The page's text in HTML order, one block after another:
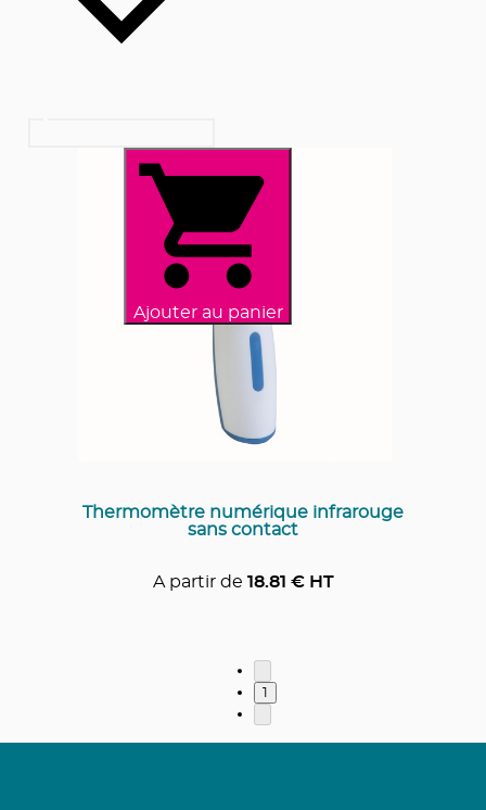
Ajouter au panier
Thermomètre numérique infrarouge
sans contact
A partir de 18.81 € HT
1